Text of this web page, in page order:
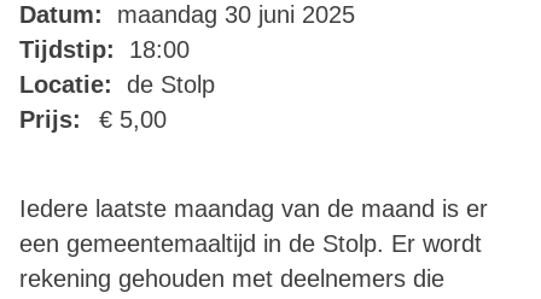
Datum:
maandag 30 juni 2025
Tijdstip:
18:00
Locatie:
de Stolp
Prijs:
€ 5,00
Iedere laatste maandag van de maand is er
een gemeentemaaltijd in de Stolp. Er wordt
rekening gehouden met deelnemers die